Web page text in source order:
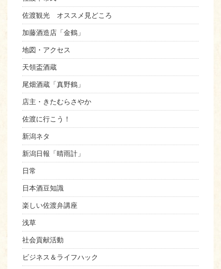
佐渡観光 オススメ見どころ
加藤酒造店「金鶴」
地図・アクセス
天領盃酒蔵
尾畑酒蔵「真野鶴」
店主・きたむらさやか
佐渡に行こう！
新潟ネタ
新潟日報「晴雨計」
日常
日本酒豆知識
楽しい佐渡弁講座
浅草
社会貢献活動
ビジネス＆ライフハック